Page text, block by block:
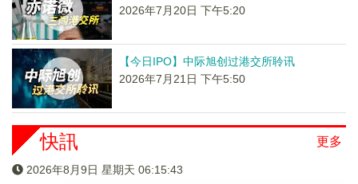
2026年7月20日 下午5:20
【今日IPO】中际旭创过港交所聆讯
2026年7月21日 下午5:50
更多
快訊
2026年8月9日 星期天 06:15:44